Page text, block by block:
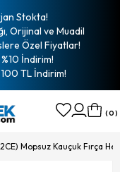
Stokta!
Orijinal ve Muadil
Özel Fiyatlar!
İndirim!
TL İndirim!
0